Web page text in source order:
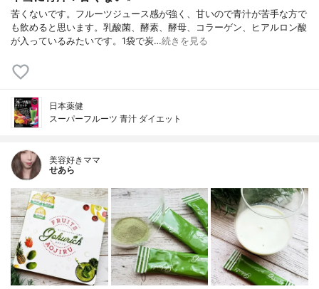
苦くないです。フルーツジュース感が強く、甘いので青汁が苦手な方で
も飲めると思います。乳酸菌、酵素、酵母、コラーゲン、ヒアルロン酸
が入っているみたいです。1袋で炭…続きを見る
日本薬健
スーパーフルーツ 青汁 ダイエット
美容好きママ
せあら